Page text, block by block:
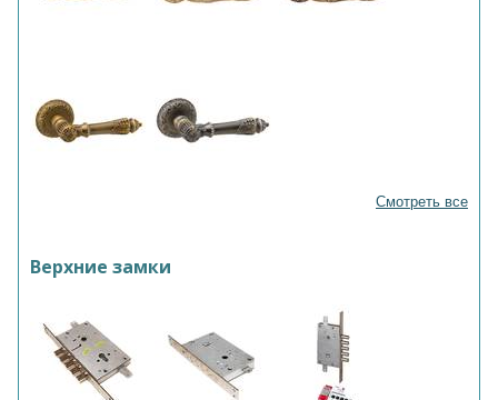
Смотреть все
Верхние замки